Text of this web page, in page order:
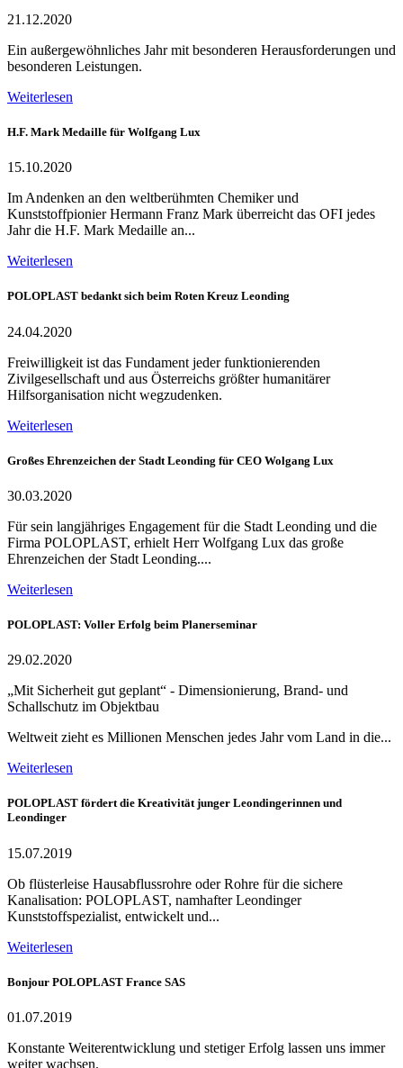
21.12.2020
Ein außergewöhnliches Jahr mit besonderen Herausforderungen und
besonderen Leistungen.
Weiterlesen
H.F. Mark Medaille für Wolfgang Lux
15.10.2020
Im Andenken an den weltberühmten Chemiker und
Kunststoffpionier Hermann Franz Mark überreicht das OFI jedes
Jahr die H.F. Mark Medaille an...
Weiterlesen
POLOPLAST bedankt sich beim Roten Kreuz Leonding
24.04.2020
Freiwilligkeit ist das Fundament jeder funktionierenden
Zivilgesellschaft und aus Österreichs größter humanitärer
Hilfsorganisation nicht wegzudenken.
Weiterlesen
Großes Ehrenzeichen der Stadt Leonding für CEO Wolgang Lux
30.03.2020
Für sein langjähriges Engagement für die Stadt Leonding und die
Firma POLOPLAST, erhielt Herr Wolfgang Lux das große
Ehrenzeichen der Stadt Leonding....
Weiterlesen
POLOPLAST: Voller Erfolg beim Planerseminar
29.02.2020
„Mit Sicherheit gut geplant“ - Dimensionierung, Brand- und
Schallschutz im Objektbau
Weltweit zieht es Millionen Menschen jedes Jahr vom Land in die...
Weiterlesen
POLOPLAST fördert die Kreativität junger Leondingerinnen und
Leondinger
15.07.2019
Ob flüsterleise Hausabflussrohre oder Rohre für die sichere
Kanalisation: POLOPLAST, namhafter Leondinger
Kunststoffspezialist, entwickelt und...
Weiterlesen
Bonjour POLOPLAST France SAS
01.07.2019
Konstante Weiterentwicklung und stetiger Erfolg lassen uns immer
weiter wachsen.